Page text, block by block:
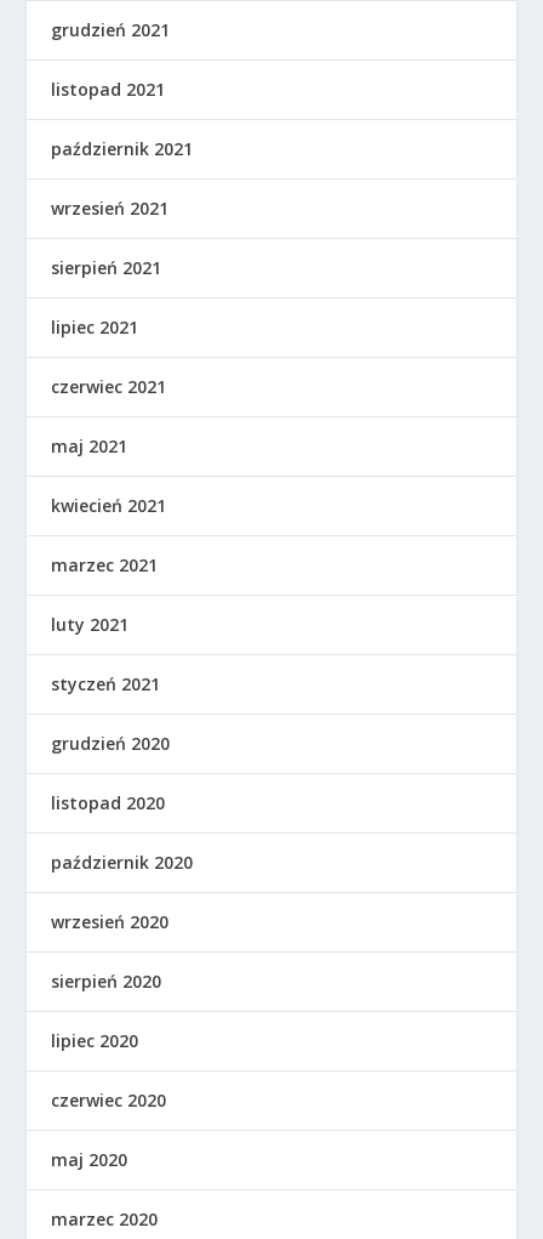
grudzień 2021
listopad 2021
październik 2021
wrzesień 2021
sierpień 2021
lipiec 2021
czerwiec 2021
maj 2021
kwiecień 2021
marzec 2021
luty 2021
styczeń 2021
grudzień 2020
listopad 2020
październik 2020
wrzesień 2020
sierpień 2020
lipiec 2020
czerwiec 2020
maj 2020
marzec 2020